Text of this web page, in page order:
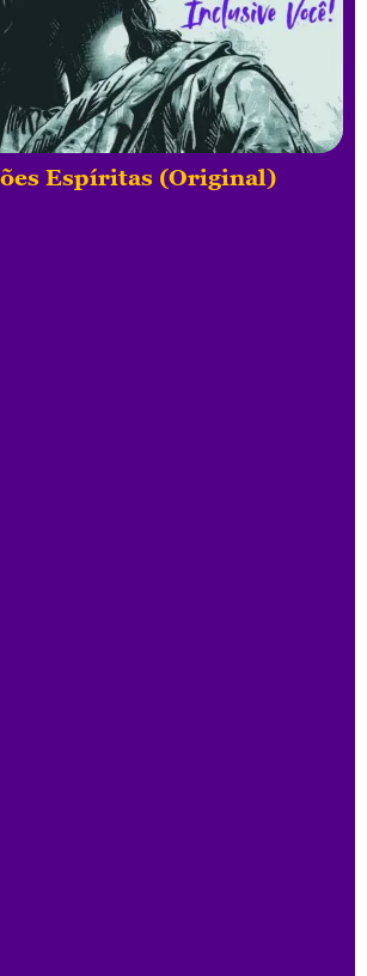
Espíritas (Original)